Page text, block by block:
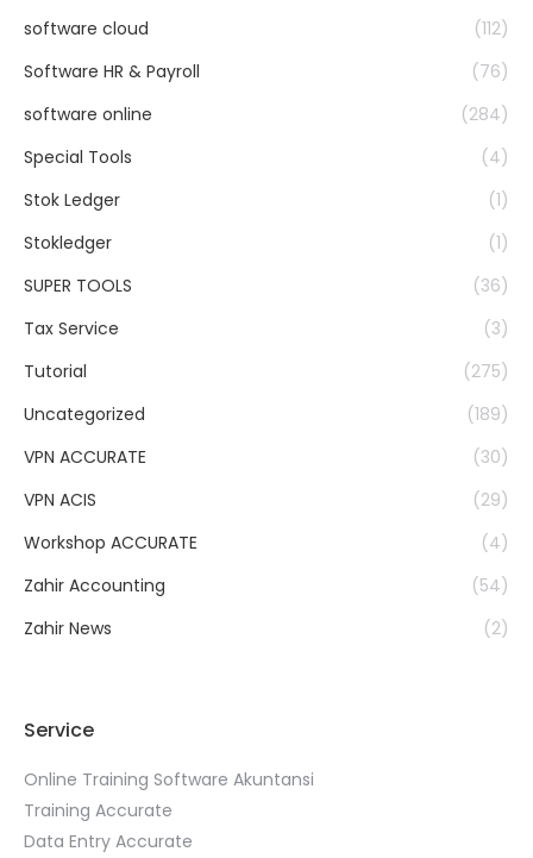
software cloud
(112)
Software HR & Payroll
(76)
software online
(284)
Special Tools
(4)
Stok Ledger
(1)
Stokledger
(1)
SUPER TOOLS
(36)
Tax Service
(3)
Tutorial
(275)
Uncategorized
(189)
VPN ACCURATE
(30)
VPN ACIS
(29)
Workshop ACCURATE
(4)
Zahir Accounting
(54)
Zahir News
(2)
Service
Online Training Software Akuntansi
Training Accurate
Data Entry Accurate